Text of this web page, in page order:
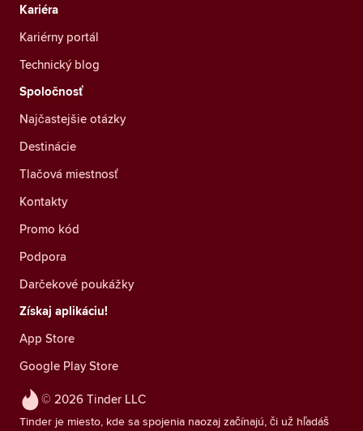
© 2026 Tinder LLC
Tinder je miesto, kde sa spojenia naozaj začínajú, či už hľadáš
Kariéra
Kariérny portál
Technický blog
Spoločnosť
Najčastejšie otázky
Destinácie
Tlačová miestnosť
Kontakty
Promo kód
Podpora
Darčekové poukážky
Získaj aplikáciu!
App Store
Google Play Store